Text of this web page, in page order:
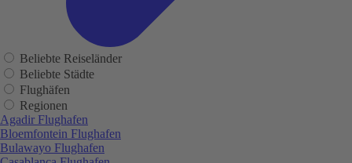
Beliebte Reiseländer
Beliebte Städte
Flughäfen
Regionen
Agadir Flughafen
Bloemfontein Flughafen
Bulawayo Flughafen